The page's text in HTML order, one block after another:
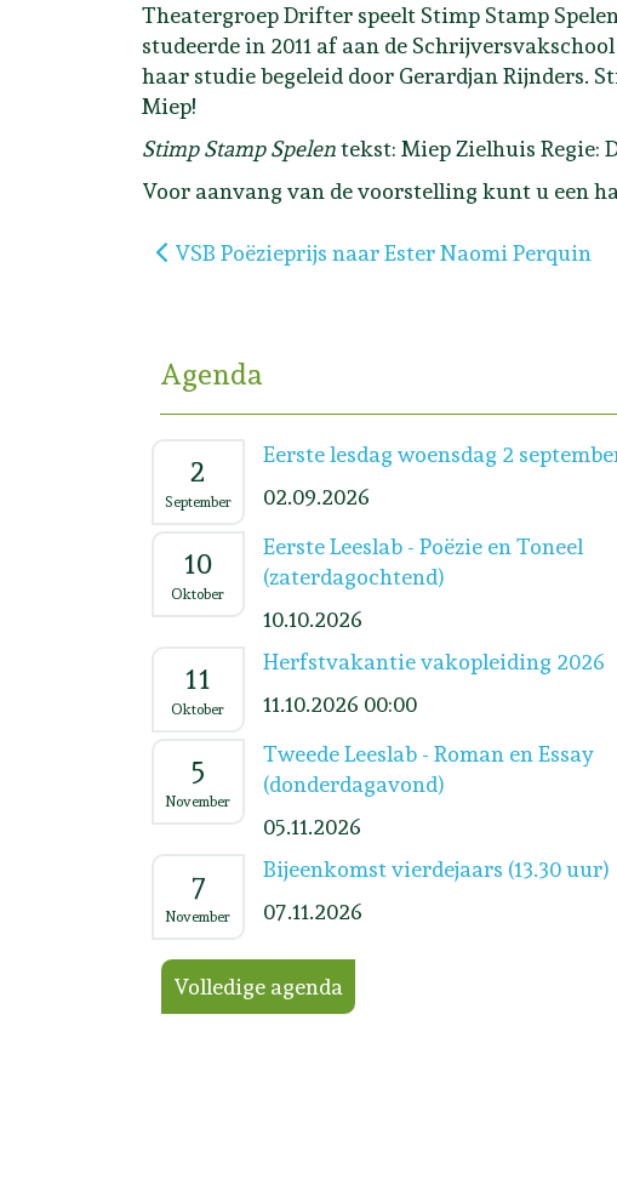
Theatergroep Drifter speelt Stimp Stamp
studeerde in 2011 af aan de
haar studie begeleid door Gerardjan Rijnders.
Miep!
Stimp Stamp Spelentekst: Miep Zielhuis Regie:
Voor aanvang van de voorstelling kunt u een
Vorig artikel: VSB Poëzieprijs naar Ester
VSB Poëzieprijs naar Ester Naomi Perquin
Agenda
2
September
Eerste lesdag woensdag 2
02.09.2026
10
Oktober
Eerste Leeslab - Poëzie en Toneel
(zaterdagochtend)
10.10.2026
11
Oktober
Herfstvakantie vakopleiding 2026
11.10.2026 00:00
5
November
Tweede Leeslab - Roman en Essay
(donderdagavond)
05.11.2026
7
November
Bijeenkomst vierdejaars (13.30 uur)
07.11.2026
Volledige agenda